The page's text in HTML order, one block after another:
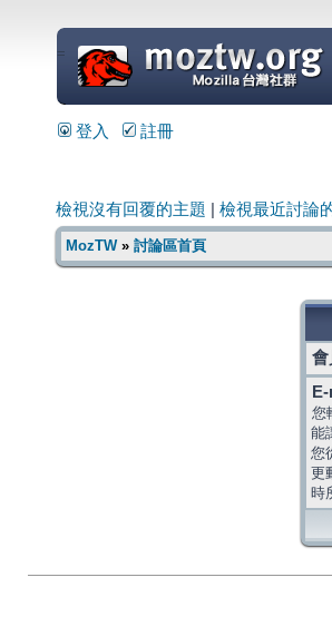
=
登入 註冊
檢視沒有回覆的主題 檢視最近討論
MozTW» 討論區首頁
會
您
能
您
更
時